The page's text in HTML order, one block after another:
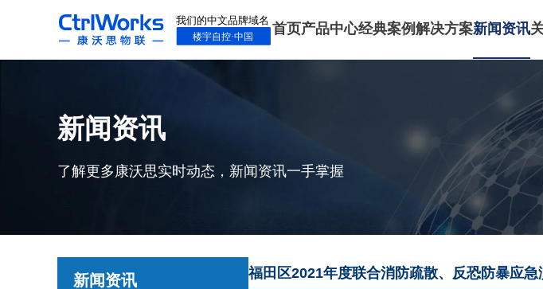
首页产品中心经典案例解决方案新闻资讯
新闻资讯
了解更多康沃思实时动态，新闻资讯一手掌握
新闻资讯 福田区2021年度联合消防疏散、反恐防暴应急